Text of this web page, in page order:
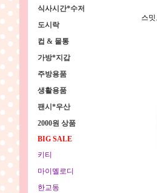
식사시간*수저
도시락
컵 & 물통
가방*지갑
주방용품
생활용품
팬시*우산
2000원 상품
BIG SALE
키티
마이멜로디
한교동
스